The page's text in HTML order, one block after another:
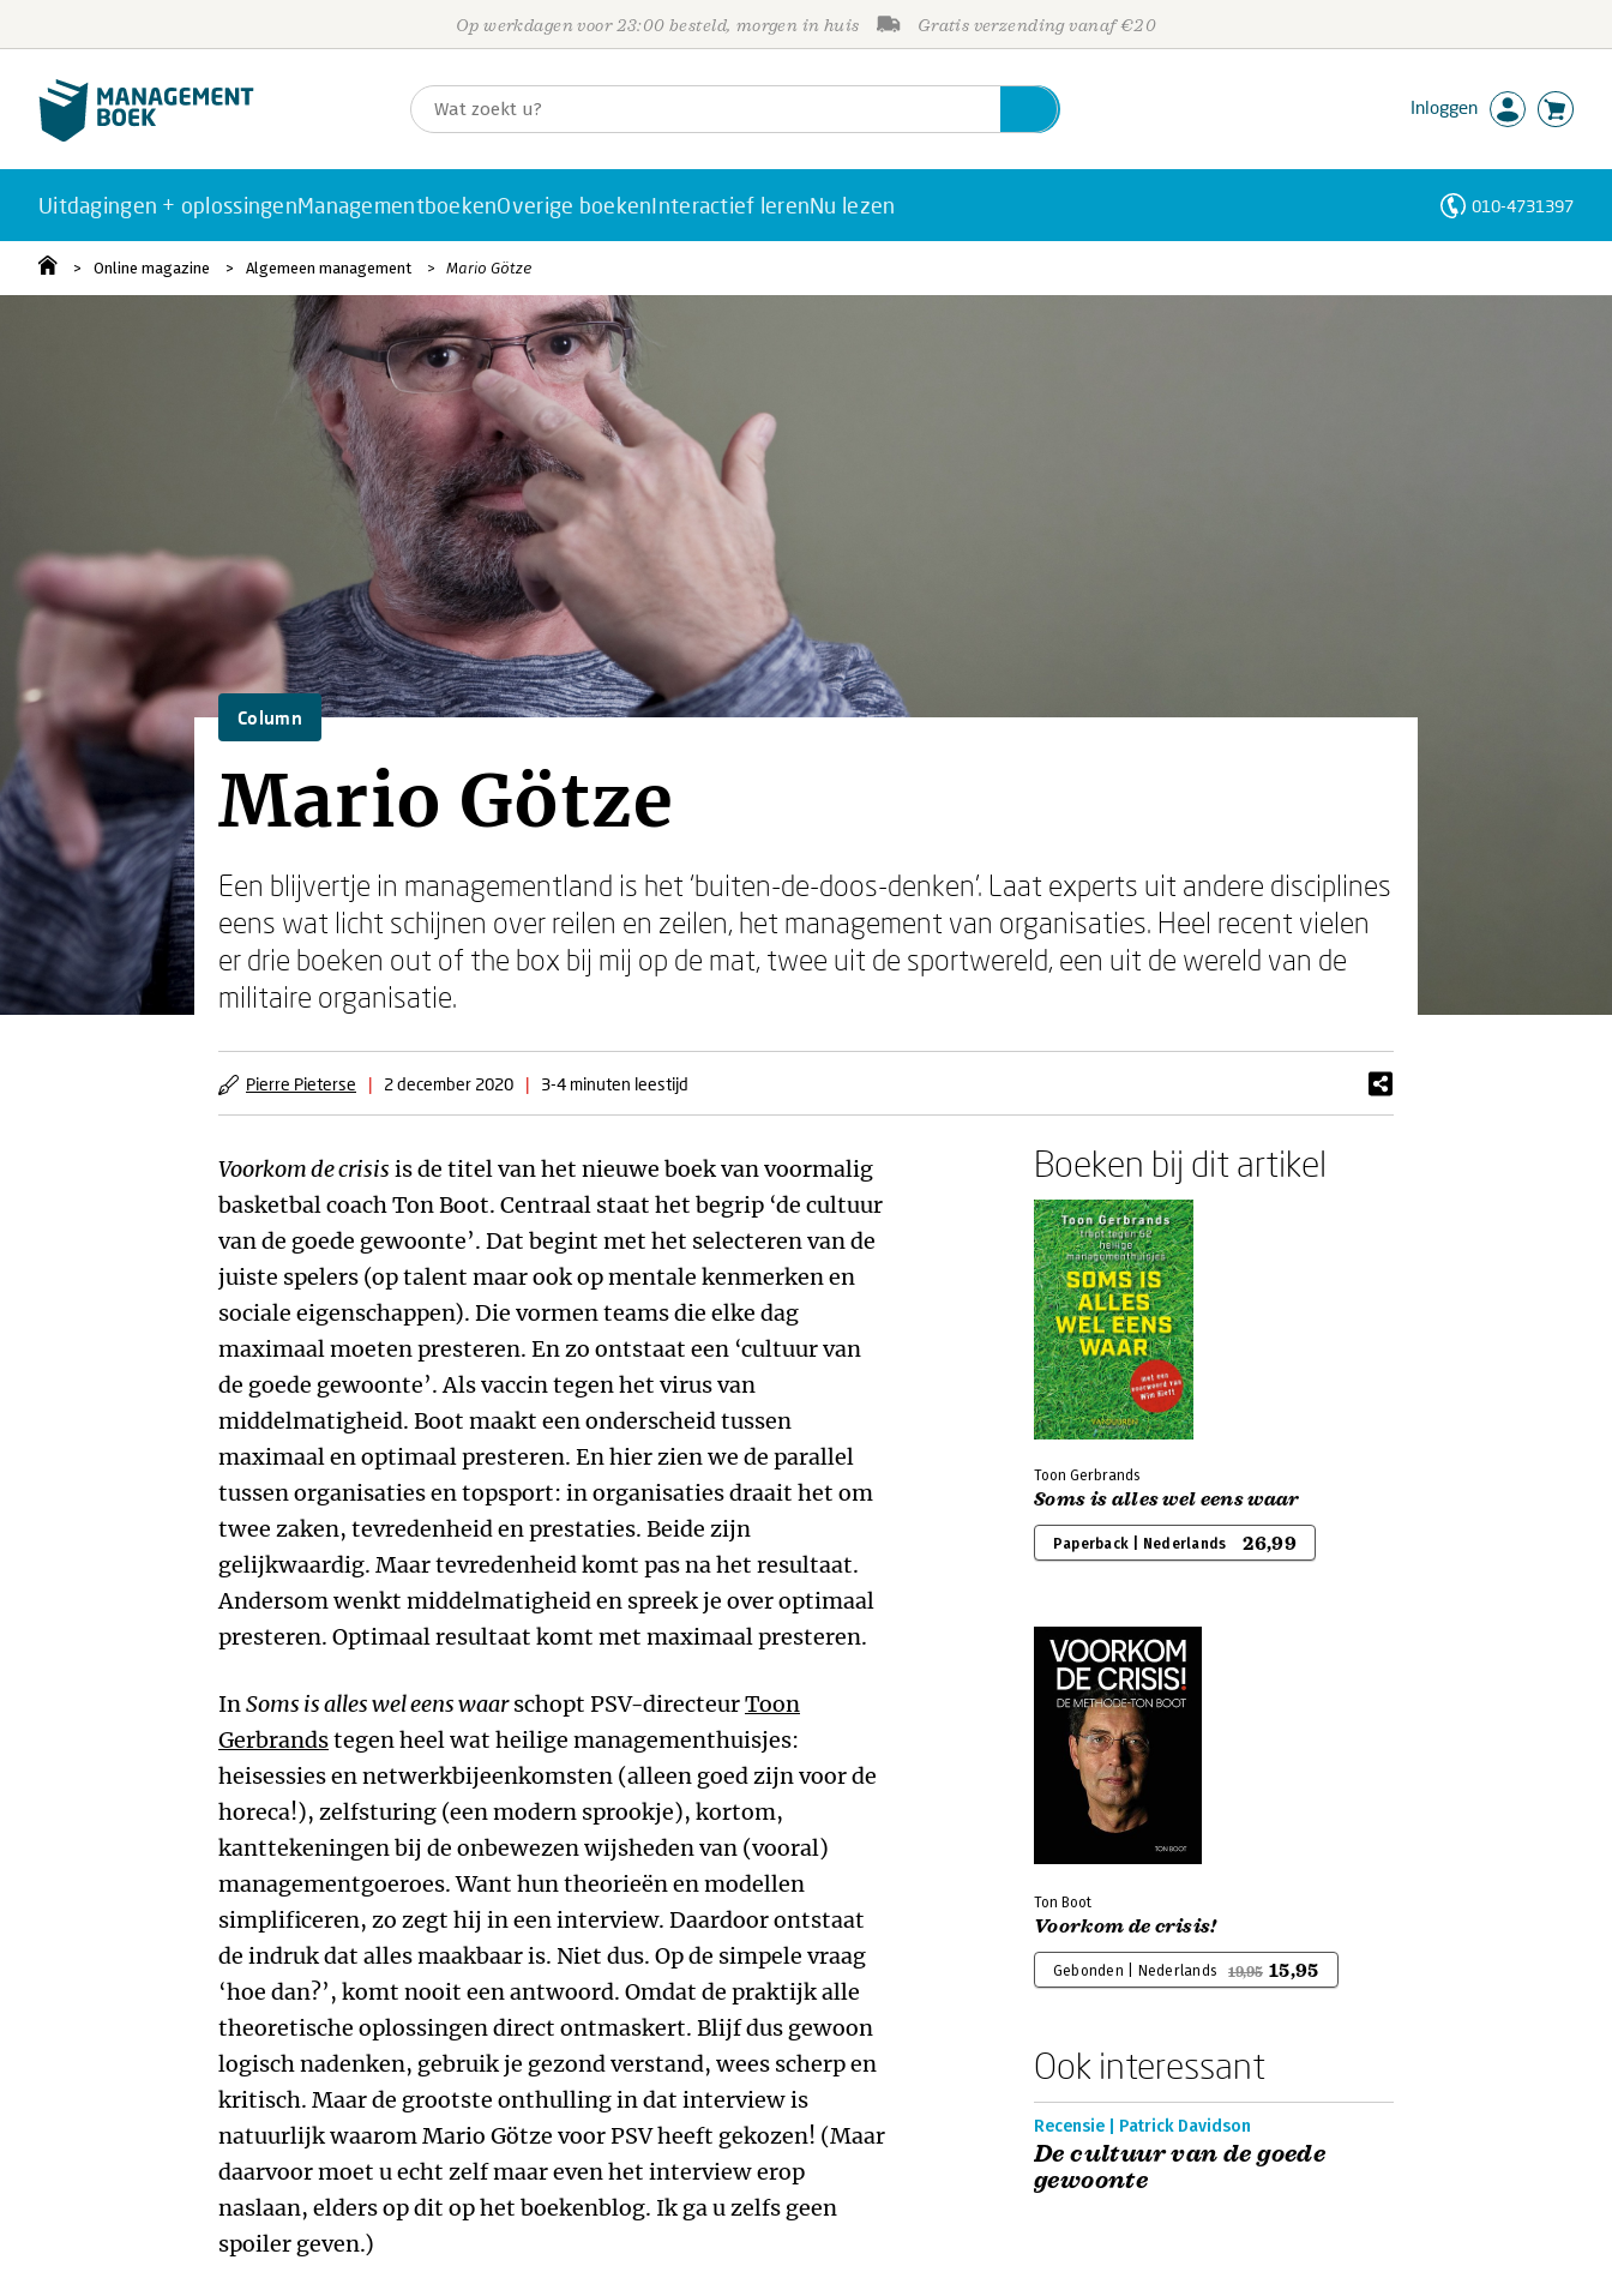
Op werkdagen voor 23:00 besteld, morgen in huis Gratis verzending vanaf €20
Inloggen
Uitdagingen + oplossingenManagementboekenOverige boekenInteractief lerenNu lezen 010-4731397
Online magazine Algemeen management Mario Götze
Column
Mario Götze
Een blijvertje in managementland is het ‘buiten-de-doos-denken’. Laat experts uit andere disciplines
eens wat licht schijnen over reilen en zeilen, het management van organisaties. Heel recent vielen
er drie boeken out of the box bij mij op de mat, twee uit de sportwereld, een uit de wereld van de
militaire organisatie.
Pierre Pieterse | 2 december 2020 | 3-4 minuten leestijd
Voorkom de crisis is de titel van het nieuwe boek van voormalig
basketbal coach Ton Boot. Centraal staat het begrip ‘de cultuur
van de goede gewoonte’. Dat begint met het selecteren van de
juiste spelers (op talent maar ook op mentale kenmerken en
sociale eigenschappen). Die vormen teams die elke dag
maximaal moeten presteren. En zo ontstaat een ‘cultuur van
de goede gewoonte’. Als vaccin tegen het virus van
middelmatigheid. Boot maakt een onderscheid tussen
maximaal en optimaal presteren. En hier zien we de parallel
tussen organisaties en topsport: in organisaties draait het om
twee zaken, tevredenheid en prestaties. Beide zijn
gelijkwaardig. Maar tevredenheid komt pas na het resultaat.
Andersom wenkt middelmatigheid en spreek je over optimaal
presteren. Optimaal resultaat komt met maximaal presteren.
InSoms is alles wel eens waarschopt PSV-directeurToon
Gerbrandstegen heel wat heilige managementhuisjes:
heisessies en netwerkbijeenkomsten (alleen goed zijn voor de
horeca!), zelfsturing (een modern sprookje), kortom,
kanttekeningen bij de onbewezen wijsheden van (vooral)
managementgoeroes. Want hun theorieën en modellen
simplificeren, zo zegt hij in een interview. Daardoor ontstaat
de indruk dat alles maakbaar is. Niet dus. Op de simpele vraag
‘hoe dan?’, komt nooit een antwoord. Omdat de praktijk alle
theoretische oplossingen direct ontmaskert. Blijf dus gewoon
logisch nadenken, gebruik je gezond verstand, wees scherp en
kritisch. Maar de grootste onthulling in dat interview is
natuurlijk waarom Mario Götze voor PSV heeft gekozen! (Maar
daarvoor moet u echt zelf maar even het interview erop
naslaan, elders op dit op het boekenblog. Ik ga u zelfs geen
spoiler geven.)
Boeken bij dit artikel
Toon Gerbrands
Soms is alles wel eens waar
Paperback | Nederlands 26,99
Ton Boot
Voorkom de crisis!
Gebonden | Nederlands 19,95 15,95
Ook interessant
Recensie | Patrick Davidson
De cultuur van de goede
gewoonte
Personen